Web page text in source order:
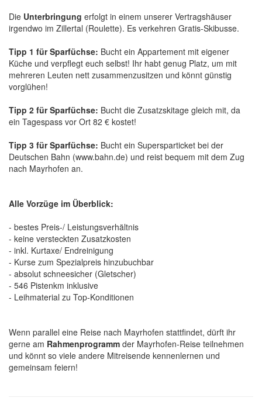
Die Unterbringung erfolgt in einem unserer Vertragshäuser
irgendwo im Zillertal (Roulette). Es verkehren Gratis-Skibusse.
Tipp 1 für Sparfüchse: Bucht ein Appartement mit eigener
Küche und verpflegt euch selbst! Ihr habt genug Platz, um mit
mehreren Leuten nett zusammenzusitzen und könnt günstig
vorglühen!
Tipp 2 für Sparfüchse: Bucht die Zusatzskitage gleich mit, da
ein Tagespass vor Ort 82 € kostet!
Tipp 3 für Sparfüchse: Bucht ein Supersparticket bei der
Deutschen Bahn (www.bahn.de) und reist bequem mit dem Zug
nach Mayrhofen an.
Alle Vorzüge im Überblick:
- bestes Preis-/ Leistungsverhältnis
- keine versteckten Zusatzkosten
- inkl. Kurtaxe/ Endreinigung
- Kurse zum Spezialpreis hinzubuchbar
- absolut schneesicher (Gletscher)
- 546 Pistenkm inklusive
- Leihmaterial zu Top-Konditionen
Wenn parallel eine Reise nach Mayrhofen stattfindet, dürft ihr
gerne am Rahmenprogramm der Mayrhofen-Reise teilnehmen
und könnt so viele andere Mitreisende kennenlernen und
gemeinsam feiern!